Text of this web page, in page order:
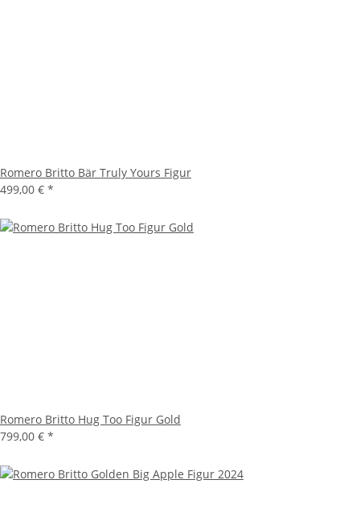
Romero Britto Bär Truly Yours Figur
499,00 € *
Romero Britto Hug Too Figur Gold
799,00 € *